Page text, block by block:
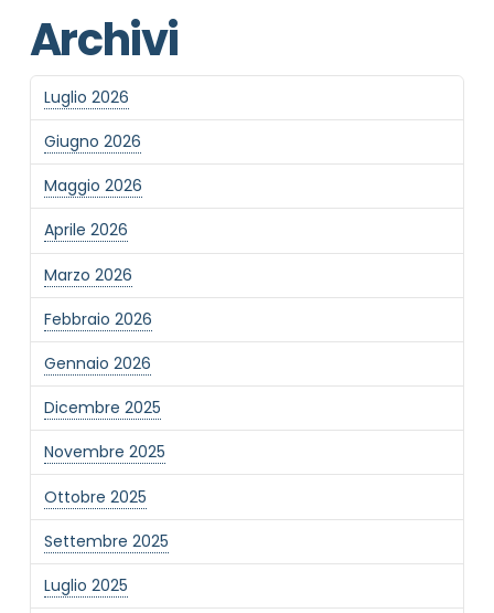
Archivi
Luglio 2026
Giugno 2026
Maggio 2026
Aprile 2026
Marzo 2026
Febbraio 2026
Gennaio 2026
Dicembre 2025
Novembre 2025
Ottobre 2025
Settembre 2025
Luglio 2025